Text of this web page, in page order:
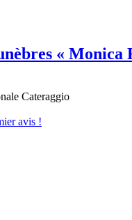
« Monica
Cateraggio
avis !